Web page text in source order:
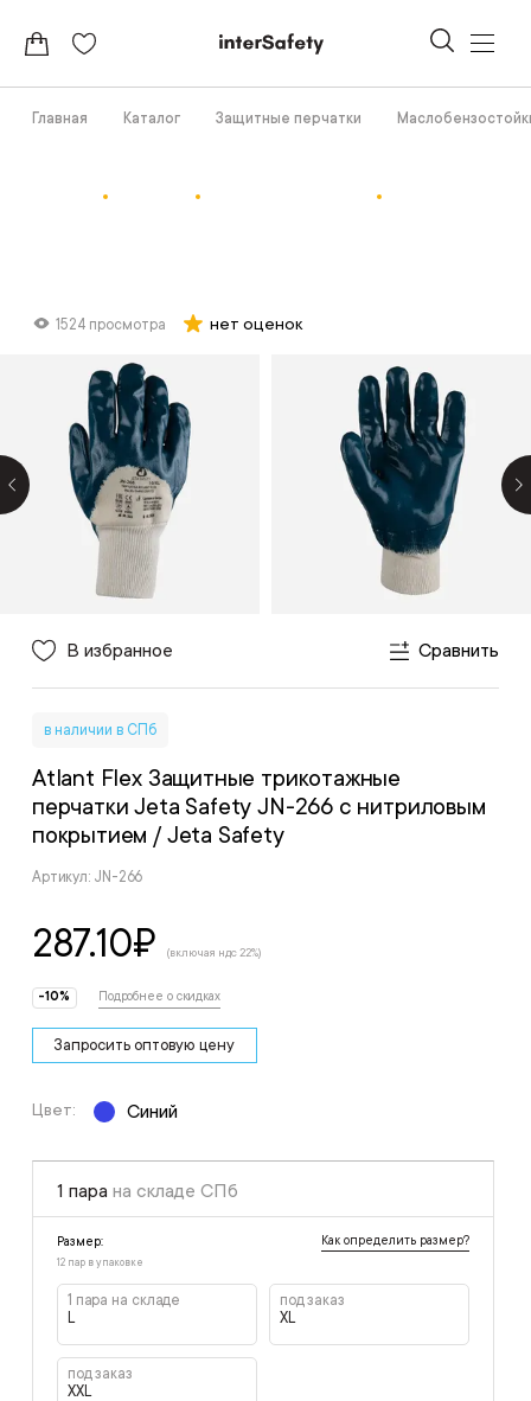
Главная Каталог Защитные перчатки
1524 просмотра нет оценок
В избранное Сравнить
в наличии в СПб
Atlant Flex Защитные трикотажные
перчатки Jeta Safety JN-266 с нитриловым
покрытием / Jeta Safety
Артикул: JN-266
287.10₽ (включая ндс 22%)
-10% Подробнее о скидках
Запросить оптовую цену
Цвет: Синий
1 пара на складе СПб
Размер: Как определить размер?
12 пар в упаковке
1 пара на складе
под заказ
XL
под заказ
XXL